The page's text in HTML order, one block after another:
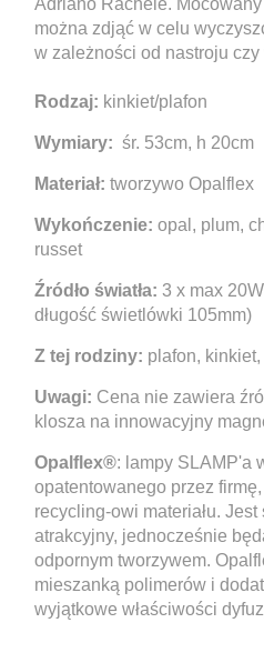
Adriano Rachele.
można zdjąć w celu
w zależności od nastroju
Rodzaj: kinkiet/plafon
Wymiary: śr. 53cm, h 20cm
Materiał: tworzywo Opalflex
Wykończenie: opal, plum,
russet
Źródło światła: 3 x max
długość świetlówki 105mm)
Z tej rodziny: plafon,
Uwagi: Cena nie zawiera
klosza na innowacyjny
Opalflex®: lampy SLAMP'a
opatentowanego przez
recycling-owi materiału.
atrakcyjny, jednocześnie
odpornym tworzywem.
mieszanką polimerów i
wyjątkowe właściwości